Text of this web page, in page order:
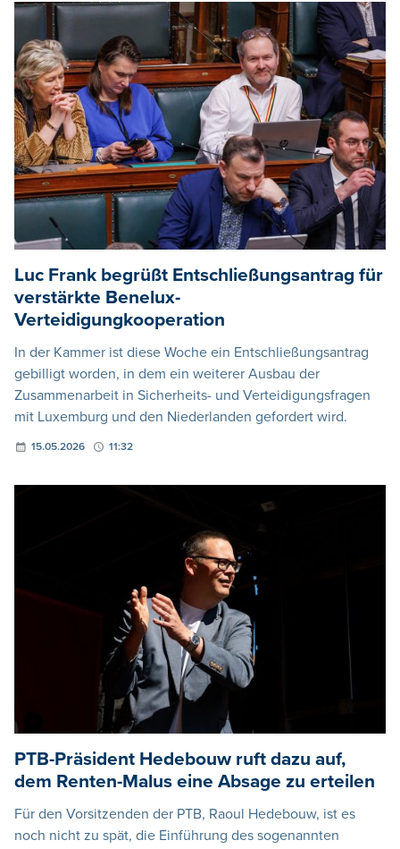
Luc Frank begrüßt Entschließungsantrag für
verstärkte Benelux-
Verteidigungkooperation
In der Kammer ist diese Woche ein Entschließungsantrag
gebilligt worden, in dem ein weiterer Ausbau der
Zusammenarbeit in Sicherheits- und Verteidigungsfragen
mit Luxemburg und den Niederlanden gefordert wird.
15.05.2026 11:32
PTB-Präsident Hedebouw ruft dazu auf,
dem Renten-Malus eine Absage zu erteilen
Für den Vorsitzenden der PTB, Raoul Hedebouw, ist es
noch nicht zu spät, die Einführung des sogenannten